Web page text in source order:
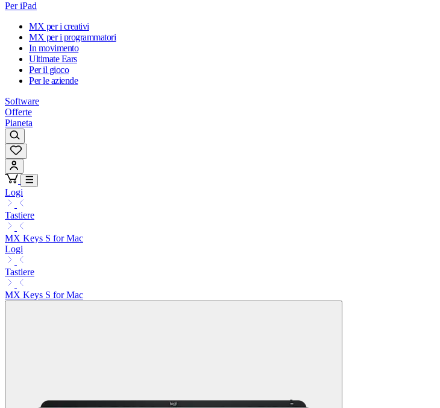
Per iPad
MX per i creativi
MX per i programmatori
In movimento
Ultimate Ears
Per il gioco
Per le aziende
Software
Offerte
Pianeta
Logi
Tastiere
MX Keys S for Mac
Logi
Tastiere
MX Keys S for Mac